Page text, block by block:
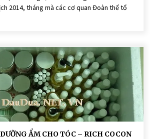
2014, tháng mà các cơ quan Đoàn thể tổ
ẨM CHO TÓC – RICH COCON